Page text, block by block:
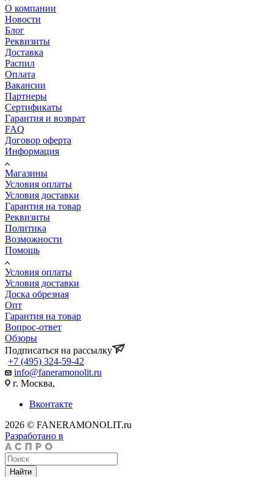
О компании
Новости
Блог
Реквизиты
Доставка
Распил
Оплата
Вакансии
Партнеры
Сертификаты
Гарантия и возврат
FAQ
Договор оферта
Информация
Магазины
Условия оплаты
Условия доставки
Гарантия на товар
Реквизиты
Политика
Возможности
Помощь
Условия оплаты
Условия доставки
Доска обрезная
Опт
Гарантия на товар
Вопрос-ответ
Обзоры
Подписаться на рассылку
+7 (495) 324-59-42
info@faneramonolit.ru
г. Москва,
Вконтакте
2026 © FANERAMONOLIT.ru
Разработано в
Найти